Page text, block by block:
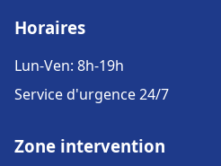
Horaires
Lun-Ven: 8h-19h
Service d'urgence 24/7
Zone intervention